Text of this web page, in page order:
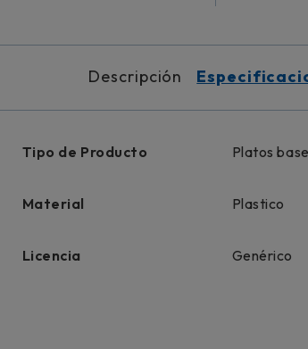
Descripción
Tipo de Producto Platos
Material Plastico
Licencia Genérico